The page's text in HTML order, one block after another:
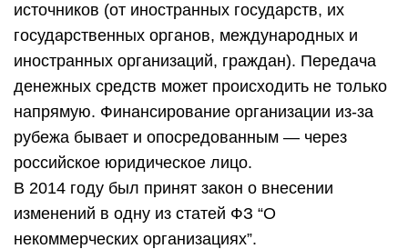
источников (от иностранных государств, их
государственных органов, международных и
иностранных организаций, граждан). Передача
денежных средств может происходить не только
напрямую. Финансирование организации из-за
рубежа бывает и опосредованным — через
российское юридическое лицо.
В 2014 году был принят закон о внесении
изменений в одну из статей ФЗ “О
некоммерческих организациях”.